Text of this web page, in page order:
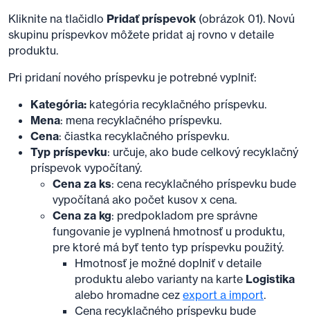
Kliknite na tlačidlo Pridať príspevok (obrázok 01). Novú
skupinu príspevkov môžete pridat aj rovno v detaile
produktu.
Pri pridaní nového príspevku je potrebné vyplniť:
Kategória: kategória recyklačného príspevku.
Mena: mena recyklačného príspevku.
Cena: čiastka recyklačného príspevku.
Typ príspevku: určuje, ako bude celkový recyklačný
príspevok vypočítaný.
Cena za ks: cena recyklačného príspevku bude
vypočítaná ako počet kusov x cena.
Cena za kg: predpokladom pre správne
fungovanie je vyplnená hmotnosť u produktu,
pre ktoré má byť tento typ príspevku použitý.
Hmotnosť je možné doplniť v detaile
produktu alebo varianty na karte Logistika
alebo hromadne cez export a import.
Cena recyklačného príspevku bude